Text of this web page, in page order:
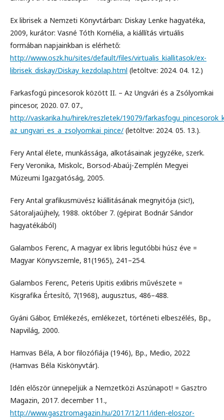
Ex librisek a Nemzeti Könyvtárban: Diskay Lenke hagyatéka,
2009, kurátor: Vasné Tóth Kornélia, a kiállítás virtuális
formában napjainkban is elérhető:
http://www.oszk.hu/sites/default/files/virtualis_kiallitasok/ex-
librisek_diskay/Diskay_kezdolap.html (letöltve: 2024. 04. 12.)
Farkasfogú pincesorok között II. – Az Ungvári és a Zsólyomkai
pincesor, 2020. 07. 07.,
http://vaskarika.hu/hirek/reszletek/19079/
az_ungvari_es_a_zsolyomkai_pince/ (letöltve: 2024. 05. 13.).
Fery Antal élete, munkássága, alkotásainak jegyzéke, szerk.
Fery Veronika, Miskolc, Borsod-Abaúj-Zemplén Megyei
Múzeumi Igazgatóság, 2005.
Fery Antal grafikusmüvész kiállitásának megnyitója (sic!),
Sátoraljaújhely, 1988. október 7. (gépirat Bodnár Sándor
hagyatékából)
Galambos Ferenc, A magyar ex libris legutóbbi húsz éve =
Magyar Könyvszemle, 81(1965), 241–254.
Galambos Ferenc, Peteris Upitis exlibris művészete =
Kisgrafika Értesítő, 7(1968), augusztus, 486–488.
Gyáni Gábor, Emlékezés, emlékezet, történeti elbeszélés, Bp.,
Napvilág, 2000.
Hamvas Béla, A bor filozófiája (1946), Bp., Medio, 2022
(Hamvas Béla Kiskönyvtár).
Idén először ünnepeljük a Nemzetközi Aszúnapot! = Gasztro
Magazin, 2017. december 11.,
http://www.gasztromagazin.hu/2017/12/11/iden-eloszor-